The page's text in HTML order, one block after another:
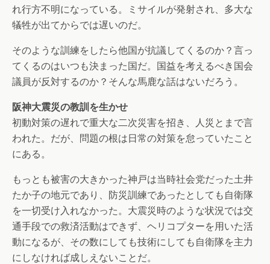
れ行方不明になっている。ミサイルが発射され、多大な
犠牲が出てからでは遅いのだ。
そのような訓練をしたら他国が抗議してくるのか？言っ
てくるのはいつも決まった国だ。国益を考えるべき国会
議員が反対するのか？そんな馬鹿な話はないだろう。
阪神大震災の教訓を生かせ
初動対策の遅れで重大な二次災害を招き、人災とまで言
われた。だが、問題の根は日常の対策を怠っていたこと
にある。
もっとも被害の大きかった神戸は当時社会党だった土井
たか子の地元であり、防災訓練であったとしても自衛隊
を一切受け入れなかった。大震災時のような状況では交
通手段での救済活動はできず、ヘリコプターを用いた活
動になるが、その数にしても技術にしても自衛隊を主力
にしなければ成しえないことだ。